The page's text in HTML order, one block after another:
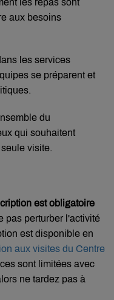
les repas sont
aux besoins
les services
se préparent et
du
qui souhaitent
visite.
est obligatoire
pas perturber l'activité
est disponible en
aux visites du Centre
sont limitées avec
ne tardez pas à